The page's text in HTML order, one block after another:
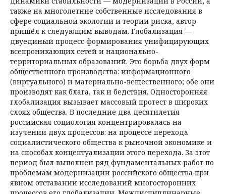
также на многолет­ние собственные исследования в
сфере социальной экологии и теории риска, автор
пришёл к следующим выводам. Глобализация —
двуединый процесс формирования унифицирующих
всепроникающих сетей и национально-
территориальных образований. Это борьба двух форм
общественного производства: информационного
(виртуального) и материально-вещественного; обе они
производят как блага, так и бедствия. Односторонняя
глобализация вызывает массо­вый протест в широких
слоях общества. В последние два десятилетия
российская социология концентрировалась на
изучении двух процессов: на процессе перехода
социалистического общества к рыночной экономике и
на способах концептуализации этого перехода. За этот
период был выполнен ряд фундаментальных работ по
проблемам модернизации российского общества при
явном отставании исследований многосторонних